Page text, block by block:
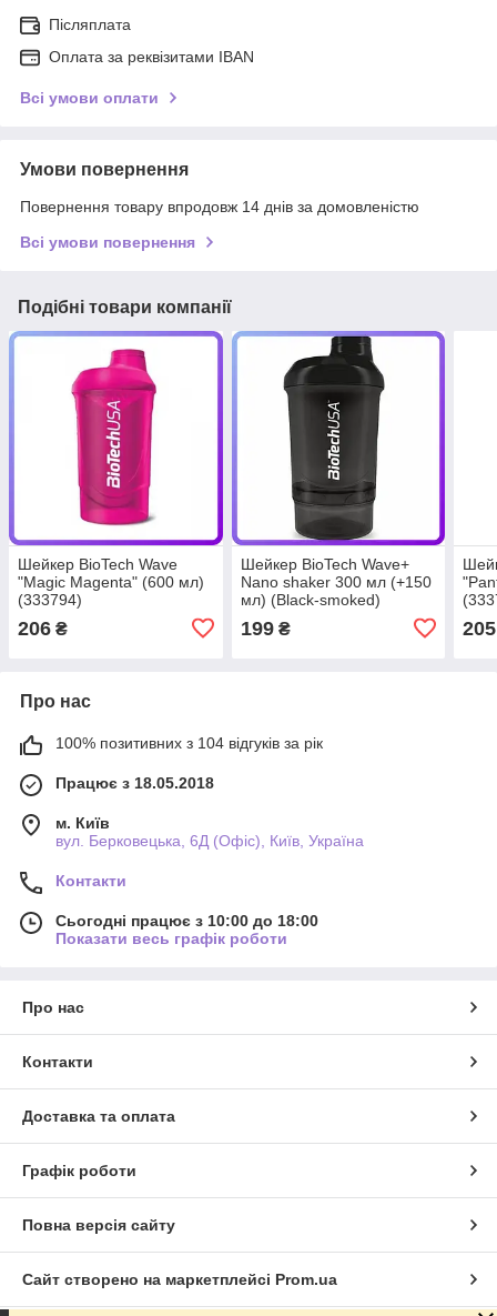
Післяплата
Оплата за реквізитами IBAN
Всі умови оплати
Умови повернення
Повернення товару впродовж 14 днів за домовленістю
Всі умови повернення
Подібні товари компанії
Шейкер BioTech Wave
"Magic Magenta" (600 мл)
(333794)
206 ₴
Шейкер BioTech Wave+
Nano shaker 300 мл (+150
мл) (Black-smoked)
199₴ 205
Про нас
100% позитивних з 104 відгуків за рік
Працює з 18.05.2018
м. Київ
вул. Берковецька, 6Д (Офіс), Київ, Україна
Контакти
Сьогодні працює з 10:00 до 18:00
Показати весь графік роботи
Про нас
Контакти
Доставка та оплата
Графік роботи
Повна версія сайту
Сайт створено на маркетплейсі Prom.ua